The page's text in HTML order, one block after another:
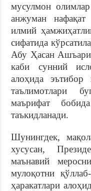
мусулмон
анжуман
илмий
сифатида
Абу Ҳасан
каби сунний
алоҳида эътибор
таълимотлари
маърифат
таъкидланади.
Шунингдек,
хусусан,
маънавий
мулоқотни
ҳаракатлари